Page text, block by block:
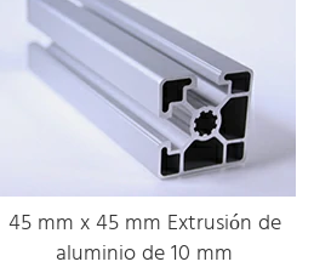
45 mm x 45 mm Extrusión de
aluminio de 10 mm